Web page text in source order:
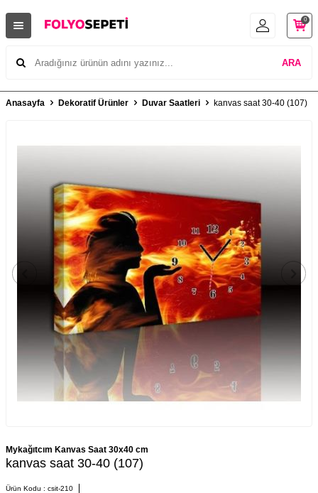
ARA
0
Anasayfa Dekoratif Ürünler Duvar Saatleri kanvas saat 30-40 (107)
Mykağıtcım Kanvas Saat 30x40 cm
kanvas saat 30-40 (107)
Ürün Kodu : csit-210